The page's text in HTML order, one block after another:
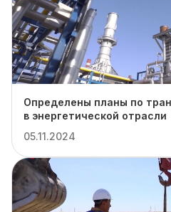
Определены планы по
в энергетической отрасли
05.11.2024